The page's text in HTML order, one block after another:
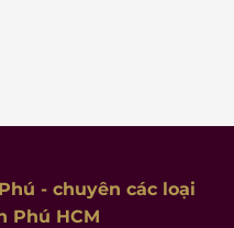
- chuyên các loại
Phú HCM